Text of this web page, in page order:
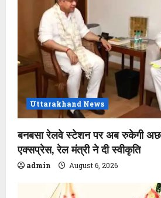
Uttarakhand News
बनबसा रेलवे स्टेशन पर अब रुकेगी
एक्सप्रेस, रेल मंत्री ने दी स्वीकृति
admin August 6, 2026